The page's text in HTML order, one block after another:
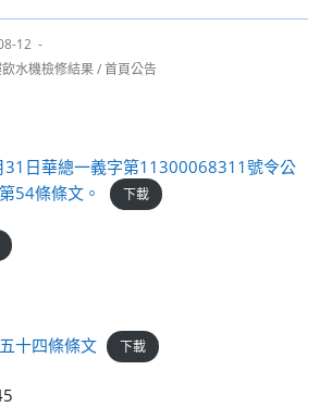
12
水機檢修結果 / 首頁公告
31日華總一義字第11300068311號令公
54條條文。
下載
十四條條文 下載